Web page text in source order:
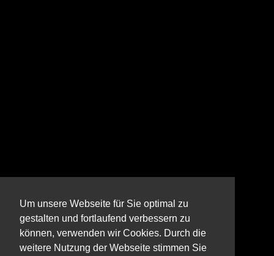
Um unsere Webseite für Sie optimal zu
gestalten und fortlaufend verbessern zu
können, verwenden wir Cookies. Durch die
weitere Nutzung der Webseite stimmen Sie